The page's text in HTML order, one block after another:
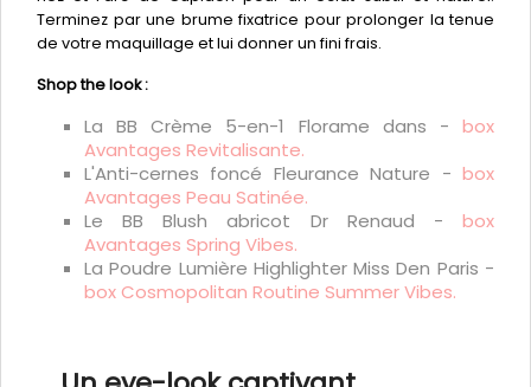
Terminez par une brume fixatrice pour prolonger la tenue
de votre maquillage et lui donner un fini frais.
Shop the look :
La BB Crème 5-en-1 Florame dans - box
Avantages Revitalisante.
L'Anti-cernes foncé Fleurance Nature - box
Avantages Peau Satinée.
Le BB Blush abricot Dr Renaud - box
Avantages Spring Vibes.
La Poudre Lumière Highlighter Miss Den Paris -
box Cosmopolitan Routine Summer Vibes.